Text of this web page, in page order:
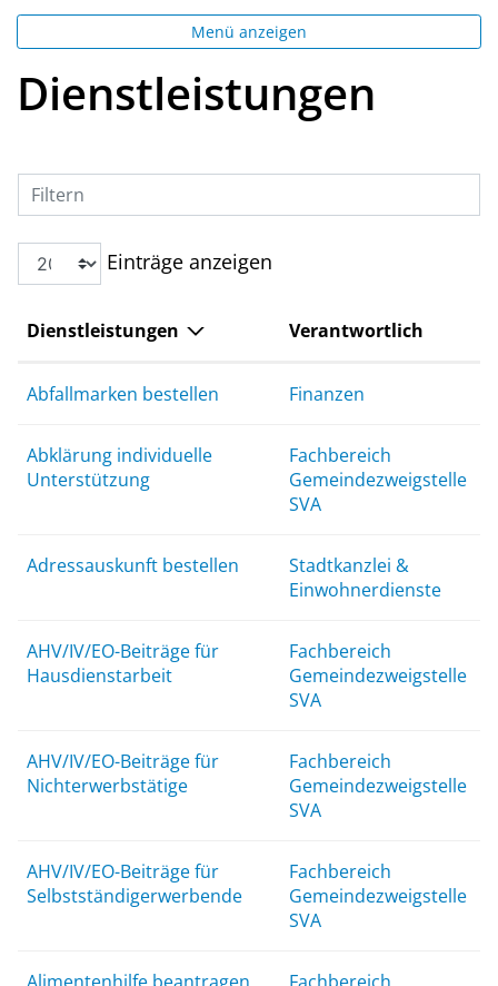
Menü anzeigen
Dienstleistungen
Filtern
Einträge anzeigen
Dienstleistungen Verantwortlich
Abfallmarken bestellen Finanzen
Abklärung individuelle
Unterstützung
Fachbereich
Gemeindezweigstelle
SVA
Adressauskunft bestellen
Stadtkanzlei &
Einwohnerdienste
AHV/IV/EO-Beiträge für
Hausdienstarbeit
Fachbereich
Gemeindezweigstelle
SVA
AHV/IV/EO-Beiträge für
Nichterwerbstätige
Fachbereich
Gemeindezweigstelle
SVA
AHV/IV/EO-Beiträge für
Selbstständigerwerbende
Fachbereich
Gemeindezweigstelle
SVA